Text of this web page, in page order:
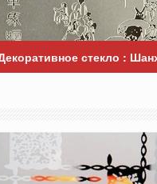
стекло :